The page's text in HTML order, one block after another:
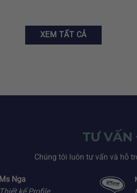
XEM TẤT CẢ
TƯ VẤN
Chúng tôi luôn tư vấn và hỗ
Ms Nga